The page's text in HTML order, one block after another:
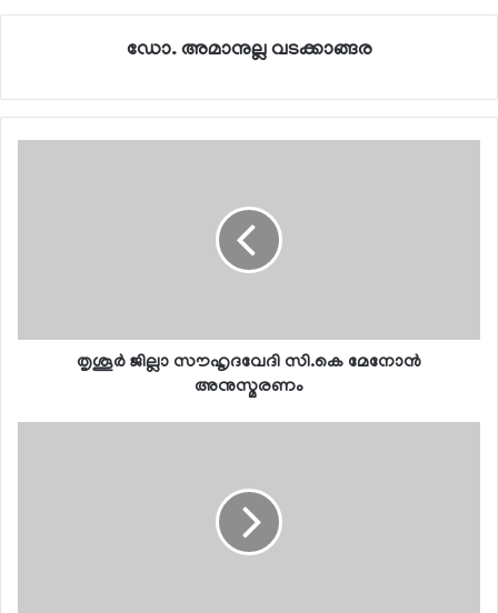
ഡോ. അമാനുല്ല വടക്കാങ്ങര
തൃശൂര്‍ ജില്ലാ സൗഹൃദവേദി സി.കെ മേനോന്‍
അനുസ്മരണം